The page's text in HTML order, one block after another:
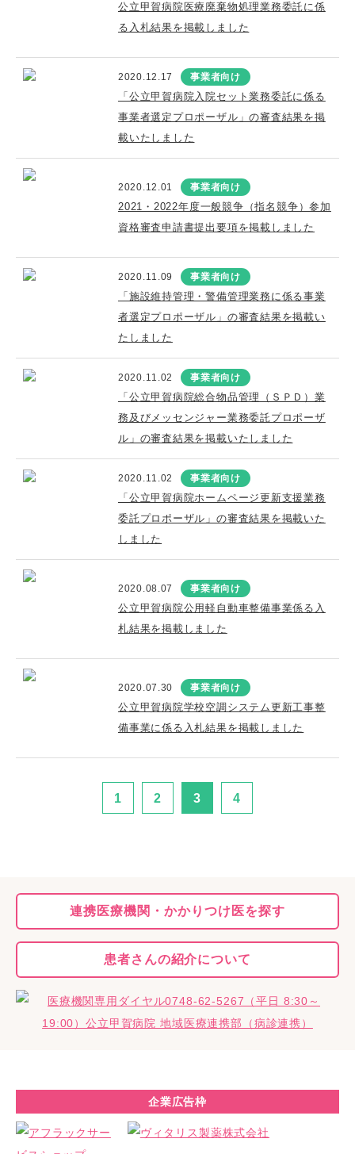
公立甲賀病院医療廃棄物処理業務委託に係
る入札結果を掲載しました
2020.12.17 事業者向け
「公立甲賀病院入院セット業務委託に係る
事業者選定プロポーザル」の審査結果を掲
載いたしました
2020.12.01 事業者向け
2021・2022年度一般競争（指名競争）参加
資格審査申請書提出要項を掲載しました
2020.11.09 事業者向け
「施設維持管理・警備管理業務に係る事業
者選定プロポーザル」の審査結果を掲載い
たしました
2020.11.02 事業者向け
「公立甲賀病院総合物品管理（ＳＰＤ）業
務及びメッセンジャー業務委託プロポーザ
ル」の審査結果を掲載いたしました
2020.11.02 事業者向け
「公立甲賀病院ホームページ更新支援業務
委託プロポーザル」の審査結果を掲載いた
しました
2020.08.07 事業者向け
公立甲賀病院公用軽自動車整備事業係る入
札結果を掲載しました
2020.07.30 事業者向け
公立甲賀病院学校空調システム更新工事整
備事業に係る入札結果を掲載しました
1 2 3 4
連携医療機関・かかりつけ医を探す
患者さんの紹介について
企業広告枠